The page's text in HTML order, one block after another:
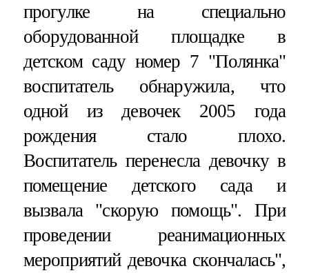
прогулке на специально
оборудованной площадке в
детском саду номер 7 "Полянка"
воспитатель обнаружила, что
одной из девочек 2005 года
рождения стало плохо.
Воспитатель перенесла девочку в
помещение детского сада и
вызвала "скорую помощь". При
проведении реанимационных
мероприятий девочка скончалась",